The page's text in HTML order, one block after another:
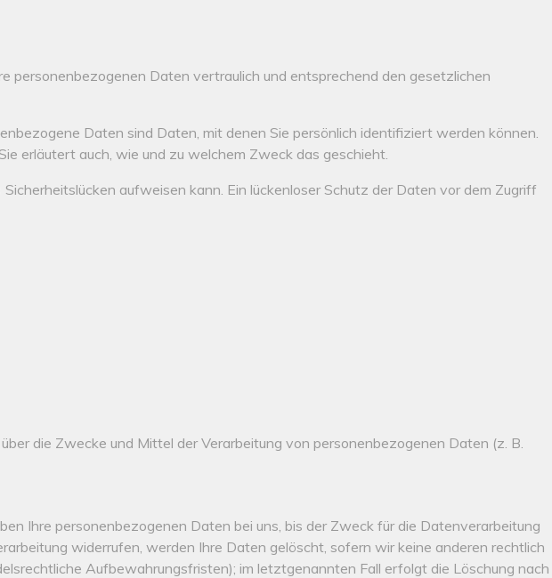
personenbezogenen Daten vertraulich und entsprechend den gesetzlichen
Daten sind Daten, mit denen Sie persönlich identifiziert werden können.
erläutert auch, wie und zu welchem Zweck das geschieht.
aufweisen kann. Ein lückenloser Schutz der Daten vor dem Zugriff
die Zwecke und Mittel der Verarbeitung von personenbezogenen Daten (z. B.
Ihre personenbezogenen Daten bei uns, bis der Zweck für die Datenverarbeitung
widerrufen, werden Ihre Daten gelöscht, sofern wir keine anderen rechtlich
Aufbewahrungsfristen); im letztgenannten Fall erfolgt die Löschung nach